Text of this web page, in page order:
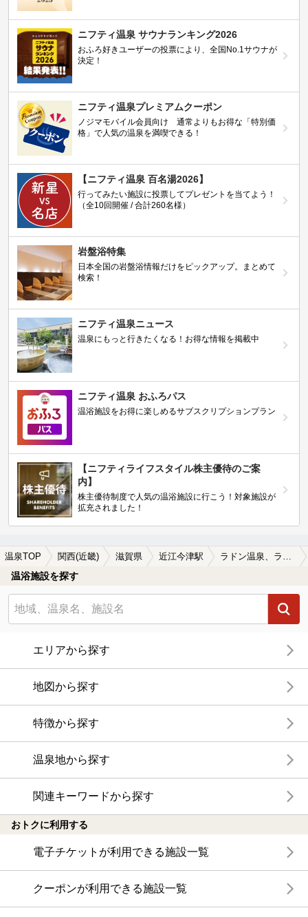
ニフティ温泉 サウナランキング2026
おふろ好きユーザーの投票により、全国No.1サウナが
決定！
ニフティ温泉プレミアムクーポン
ノジマモバイル会員向け 通常よりもお得な「特別価
格」で人気の温泉を満喫できる！
【ニフティ温泉 百名湯2026】
行ってみたい施設に投票してプレゼントを当てよう！
（全10回開催 / 合計260名様）
岩盤浴特集
日本全国の岩盤浴情報だけをピックアップ。まとめて
検索！
ニフティ温泉ニュース
温泉にもっと行きたくなる！お得な情報を掲載中
ニフティ温泉 おふろパス
温浴施設をお得に楽しめるサブスクリプションプラン
【ニフティライフスタイル株主優待のご案
内】
株主優待制度で人気の温浴施設に行こう！対象施設が
拡充されました！
温泉TOP 関西(近畿) 滋賀県 近江今津駅 ラドン温泉、ラジウム温泉が楽しめる近江今津駅近くの温泉、日帰り温泉、スーパー銭湯おすすめ
温浴施設を探す
エリアから探す
地図から探す
特徴から探す
温泉地から探す
関連キーワードから探す
おトクに利用する
電子チケットが利用できる施設一覧
クーポンが利用できる施設一覧